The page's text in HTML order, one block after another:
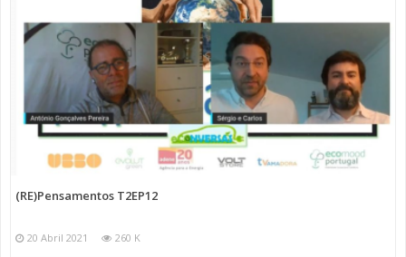
(RE)Pensamentos T2EP12
20 Abril 2021 260 K